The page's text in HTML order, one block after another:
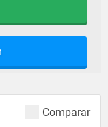
Comparar